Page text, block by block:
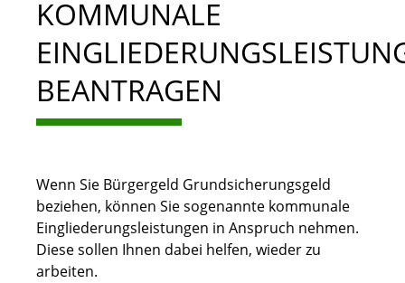
KOMMUNALE
BEANTRAGEN
Wenn Sie Bürgergeld Grundsicherungsgeld
beziehen, können Sie sogenannte kommunale
Eingliederungsleistungen in Anspruch nehmen.
Diese sollen Ihnen dabei helfen, wieder zu
arbeiten.